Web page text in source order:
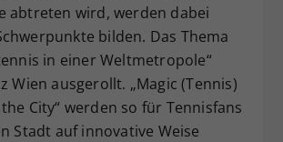
abtreten wird, werden dabei
bilden. Das Thema
in einer Weltmetropole“
Wien ausgerollt. „Magic (Tennis)
City“ werden so für Tennisfans
Stadt auf innovative Weise